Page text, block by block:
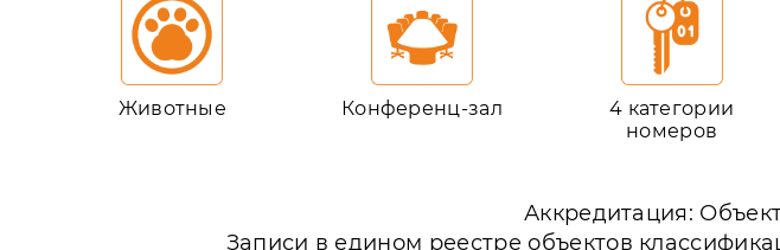
Животные Конференц-зал
4 категории
номеров
Аккредитация:
Записи в едином реестре объектов